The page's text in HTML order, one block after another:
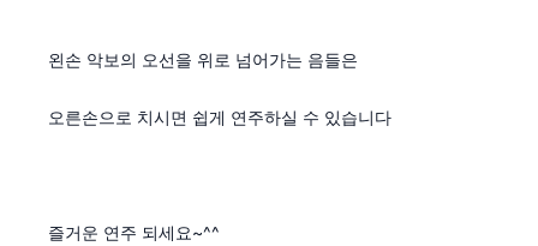
왼손 악보의 오선을 위로 넘어가는 음들은
오른손으로 치시면 쉽게 연주하실 수 있습니다
즐거운 연주 되세요~^^